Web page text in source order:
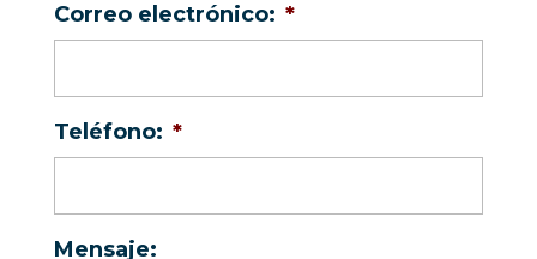
Correo electrónico: *
Teléfono: *
Mensaje: